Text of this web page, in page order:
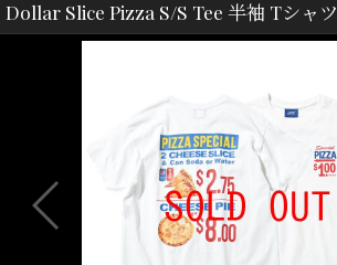
Dollar Slice Pizza S/S Tee 半袖 Tシャツ